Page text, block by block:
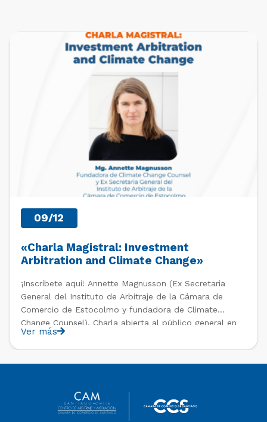
UPCOMING EVENTS
09/12
«Charla Magistral: Investment
Arbitration and Climate Change»
¡Inscríbete aquí! Annette Magnusson (Ex Secretaria
General del Instituto de Arbitraje de la Cámara de
Comercio de Estocolmo y fundadora de Climate
Change Counsel). Charla abierta al público general en
el marco del IV Diploma de Postítulo en Arbitraje
Nacional y Comercial Internacional, organizado por el
Departamento de Derecho Internacional […]
Ver más